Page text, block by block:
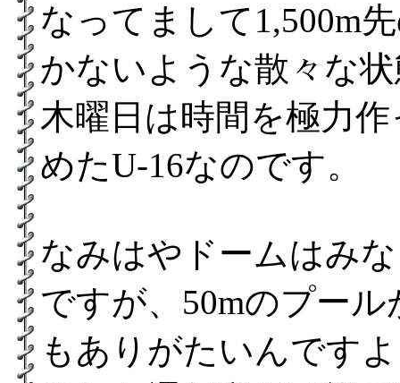
なってまして1,500m
かないような散々な
木曜日は時間を極力
めたU-16なのです。
なみはやドームはみ
ですが、50mのプー
もありがたいんですよ